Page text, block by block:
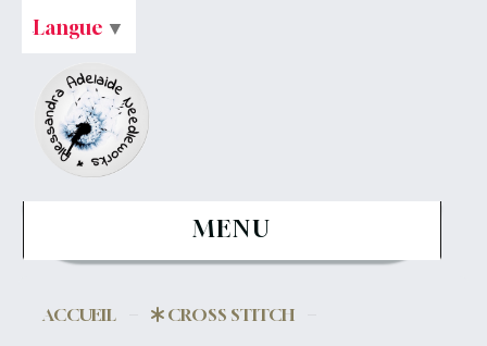
MENU
ACCUEIL
CROSS STITCH
Langue ▼